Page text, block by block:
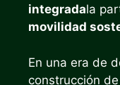
integradala
movilidad
En una era de
construcción